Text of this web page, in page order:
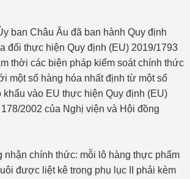
ban Châu Âu đã ban hành Quy định
đổi thực hiện Quy định (EU) 2019/1793
thời các biện pháp kiểm soát chính thức
một số hàng hóa nhất định từ một số
vào EU thực hiện Quy định (EU)
2002 của Nghị viện và Hội đồng
nhận chính thức: mỗi lô hàng thực phẩm
được liệt kê trong phụ lục II phải kèm